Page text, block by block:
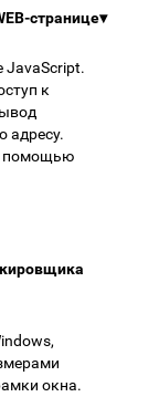
странице▾
JavaScript.
к
адресу.
помощью
окна.